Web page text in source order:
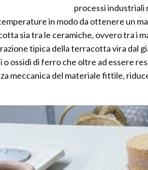
processi industriali
in modo da ottenere un
sia tra le ceramiche, ovvero tra i
tipica della terracotta vira dal
o ossidi di ferro che oltre ad essere
meccanica del materiale fittile,